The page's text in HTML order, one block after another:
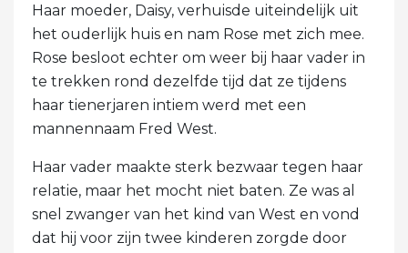
Haar moeder, Daisy, verhuisde uiteindelijk uit
het ouderlijk huis en nam Rose met zich mee.
Rose besloot echter om weer bij haar vader in
te trekken rond dezelfde tijd dat ze tijdens
haar tienerjaren intiem werd met een
mannennaam Fred West.
Haar vader maakte sterk bezwaar tegen haar
relatie, maar het mocht niet baten. Ze was al
snel zwanger van het kind van West en vond
dat hij voor zijn twee kinderen zorgde door